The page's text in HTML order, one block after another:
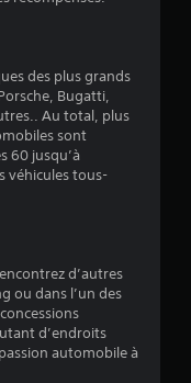
)
des plus grands
Bugatti,
Au total, plus
sont
60 jusqu’à
véhicules tous-
d’autres
ou dans l’un des
d’endroits
automobile à